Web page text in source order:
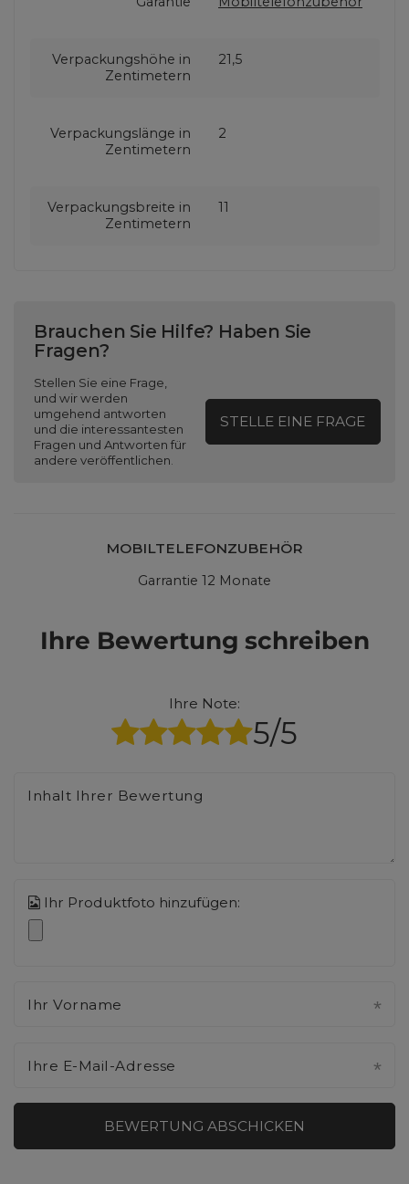
Verpackungshöhe in
Zentimetern
21,5
Verpackungslänge in
Zentimetern
2
Verpackungsbreite in
Zentimetern
11
Brauchen Sie Hilfe? Haben Sie
Fragen?
Stellen Sie eine Frage,
und wir werden
umgehend antworten
und die interessantesten
Fragen und Antworten für
andere veröffentlichen.
STELLE EINE FRAGE
MOBILTELEFONZUBEHÖR
Garrantie 12 Monate
Ihre Bewertung schreiben
Ihre Note:
5/5
Inhalt Ihrer Bewertung
Ihr Produktfoto hinzufügen:
Ihr Vorname
Ihre E-Mail-Adresse
BEWERTUNG ABSCHICKEN